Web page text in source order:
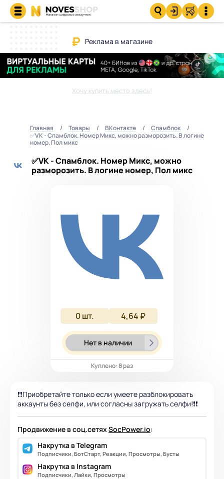
Реклама в магазине
Хочу купить место здесь!
Главная Товары ВКонтакте
Спамблок
✅VK - Спамблок. Номер Микс, можно разморозить. В логине
номер, Пол микс
✅VK - Спамблок. Номер Микс, можно
разморозить. В логине номер, Пол микс
0шт. 4,64 ₽
Нет в наличии
Куплено: 8 раз
❗❗Приобретайте только если умеете разблокировать
аккаунты без селфи, или согласны загружать селфи!❗❗
Продвижение в соц.сетяхSocPower.io:
Накрутка в Telegram
Подписчики, БотСтарт, Реакции, Просмотры, Бусты
Накрутка в Instagram
Подписчики, Лайки, Просмотры